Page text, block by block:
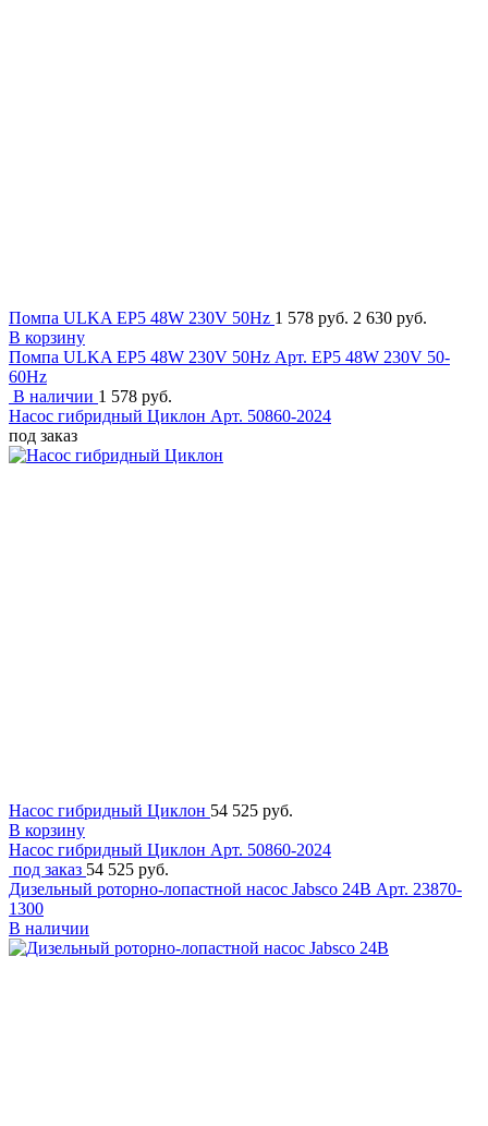
Помпа ULKA EP5 48W 230V 50Hz 1 578 руб. 2 630 руб.
В корзину
Помпа ULKA EP5 48W 230V 50Hz Арт. EP5 48W 230V 50-
60Hz
В наличии 1 578 руб.
Насос гибридный Циклон Арт. 50860-2024
под заказ
Насос гибридный Циклон 54 525 руб.
В корзину
Насос гибридный Циклон Арт. 50860-2024
под заказ 54 525 руб.
Дизельный роторно-лопастной насос Jabsco 24В Арт. 23870-
1300
В наличии